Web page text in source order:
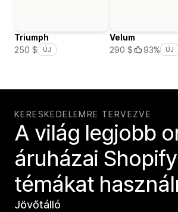
Triumph
250 $
ÚJ
Velum
290 $
93% ÚJ
KERESKEDELEMRE TERVEZVE
A világ legjobb
áruházai Shopify
témákat
Jövőtálló